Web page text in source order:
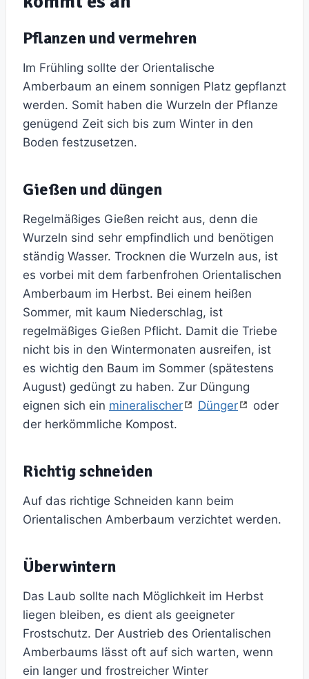
Pflanzen und vermehren
Im Frühling sollte der Orientalische
Amberbaum an einem sonnigen Platz gepflanzt
werden. Somit haben die Wurzeln der Pflanze
genügend Zeit sich bis zum Winter in den
Boden festzusetzen.
Gießen und düngen
Regelmäßiges Gießen reicht aus, denn die
Wurzeln sind sehr empfindlich und benötigen
ständig Wasser. Trocknen die Wurzeln aus, ist
es vorbei mit dem farbenfrohen Orientalischen
Amberbaum im Herbst. Bei einem heißen
Sommer, mit kaum Niederschlag, ist
regelmäßiges Gießen Pflicht. Damit die Triebe
nicht bis in den Wintermonaten ausreifen, ist
es wichtig den Baum im Sommer (spätestens
August) gedüngt zu haben. Zur Düngung
eignen sich ein mineralischer Dünger
oder
der herkömmliche Kompost.
Richtig schneiden
Auf das richtige Schneiden kann beim
Orientalischen Amberbaum verzichtet werden.
Überwintern
Das Laub sollte nach Möglichkeit im Herbst
liegen bleiben, es dient als geeigneter
Frostschutz. Der Austrieb des Orientalischen
Amberbaums lässt oft auf sich warten, wenn
ein langer und frostreicher Winter